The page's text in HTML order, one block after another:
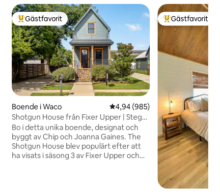
Populär gästfavorit
Gästfavorit
Boende i Waco 4,94 av 5 i genomsnittligt
4,94 (985)
Shotgun House från Fixer Upper | Steg
till Silos/BU
Bo i detta unika boende, designat och
byggt av Chip och Joanna Gaines. The
Shotgun House blev populärt efter att
ha visats i säsong 3 av Fixer Upper och
Populär
Gästfavorit